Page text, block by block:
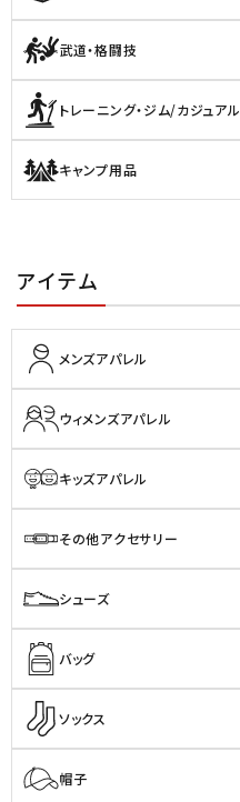
武道・格闘技
トレーニング・ジム/カジュアル
キャンプ用品
アイテム
メンズアパレル
ウィメンズアパレル
キッズアパレル
その他アクセサリー
シューズ
バッグ
ソックス
帽子